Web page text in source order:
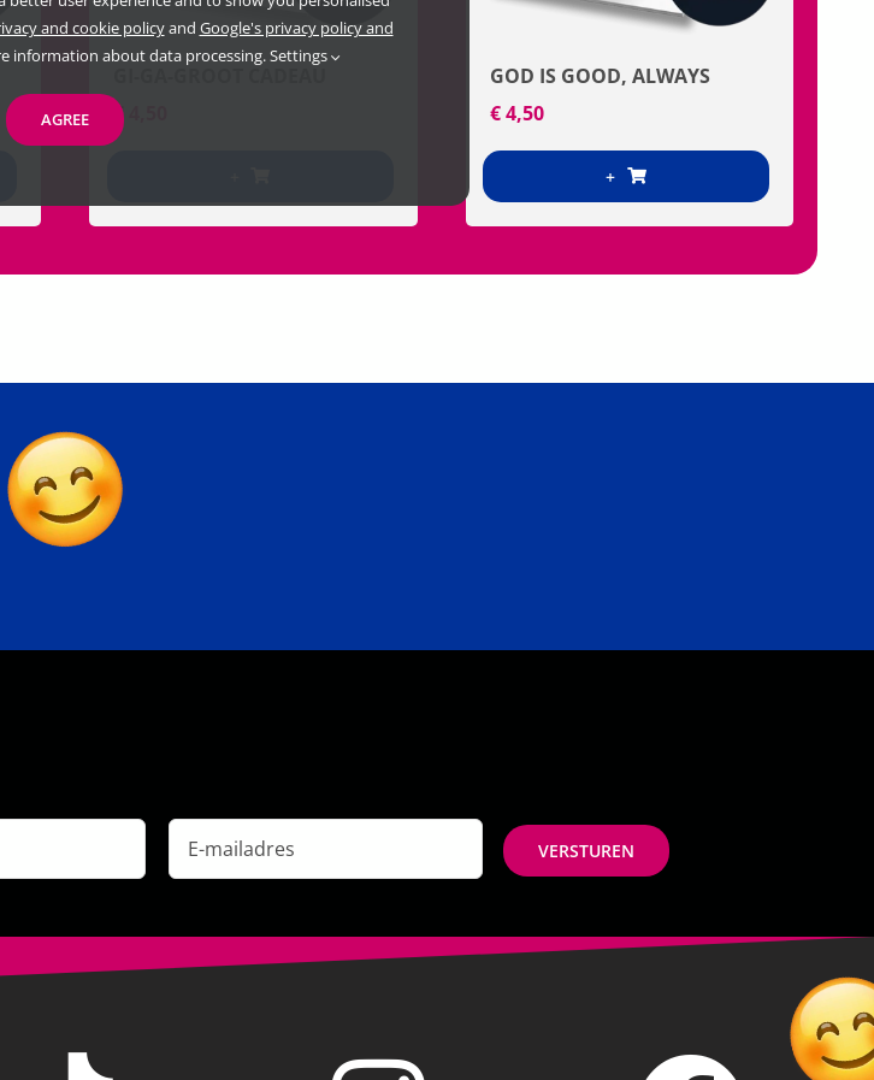
€4,50
GOD IS GOOD, ALWAYS
€4,50
+
mailadres
and cookie policyand Google's privacy policy and
information about data processing.Settings
AGREE